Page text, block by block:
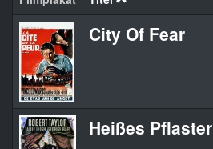
City Of Fear
Heißes Pflaster